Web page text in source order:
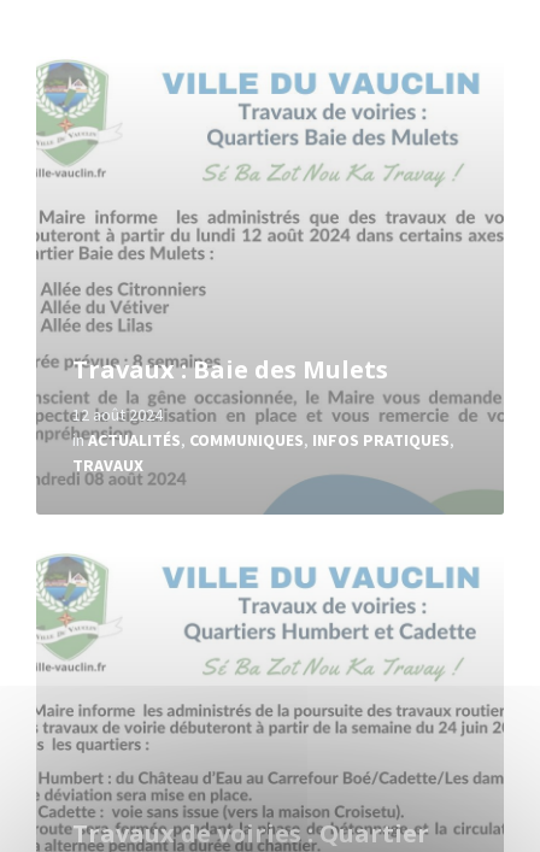
Travaux : Baie des Mulets
12 août 2024
inACTUALITÉS, COMMUNIQUES, INFOS PRATIQUES,
TRAVAUX
Read
More
Travaux de voiries : Quartier
Read
More